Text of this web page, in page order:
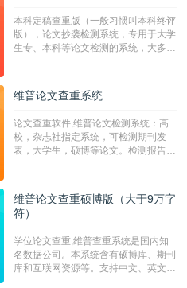
字符数30万）
本科定稿查重版（一般习惯叫本科终评
版），论文抄袭检测系统，专用于大学
生专、本科等论文检测的系统，大多数
维普论文查重系统
论文查重软件,维普论文检测系统：高
校，杂志社指定系统，可检测期刊发
表，大学生，硕博等论文。检测报告支
维普论文查重硕博版（大于9万字
符）
学位论文查重,维普查重系统是国内知
名数据公司。本系统含有硕博库、期刊
库和互联网资源等。支持中文、英文、